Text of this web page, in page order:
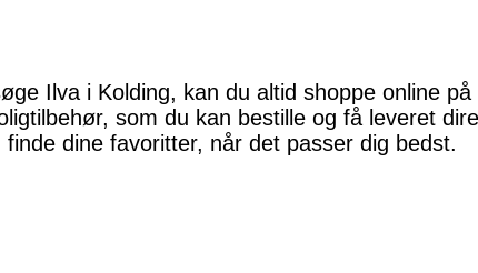
Ilva i Kolding, kan du altid shoppe online
som du kan bestille og få leveret
dine favoritter, når det passer dig bedst.